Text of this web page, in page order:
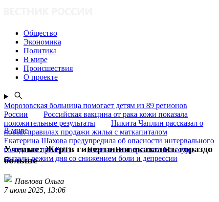
Общество
Экономика
Политика
В мире
Происшествия
О проекте
Морозовская больница помогает детям из 89 регионов
России
Российская вакцина от рака кожи показала
положительные результаты
Никита Чаплин рассказал о
новых правилах продажи жилья с маткапиталом
Екатерина Шахова предупредила об опасности интервального
голодания при РПП
Ученые Университета Миссури
связали режим дня со снижением боли и депрессии
В мире
Ученые: Жертв гипертонии оказалось гораздо
больше
Павлова Ольга
7 июля 2025, 13:06